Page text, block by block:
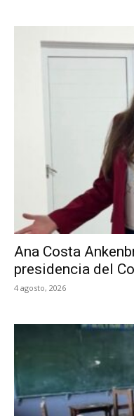
Ana Costa
presidencia del
4 agosto, 2026